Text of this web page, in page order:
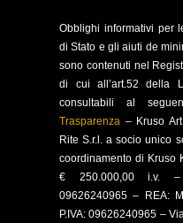
Obblighi informativi per
di Stato e gli aiuti de
sono contenuti nel
di cui all’art.52 della
consultabili al
Trasparenza – Kruso
Rite S.r.l. a socio unico
coordinamento di Kruso
€ 250.000,00 i.v. –
09626240965 –
REA:
P.IVA: 09626240965 –